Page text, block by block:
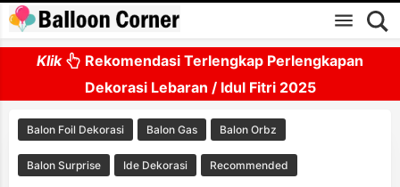
Skip to main content
Klik
Rekomendasi Terlengkap Perlengkapan
Dekorasi Lebaran / Idul Fitri 2025
Balon Foil Dekorasi Balon Gas Balon Orbz
Balon Surprise Ide Dekorasi Recommended